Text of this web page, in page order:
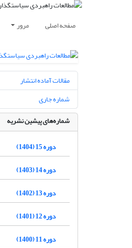
صفحه اصلی مرور
مقالات آماده انتشار
شماره جاری
شماره‌های پیشین نشریه
دوره 15 (1404)
دوره 14 (1403)
دوره 13 (1402)
دوره 12 (1401)
دوره 11 (1400)